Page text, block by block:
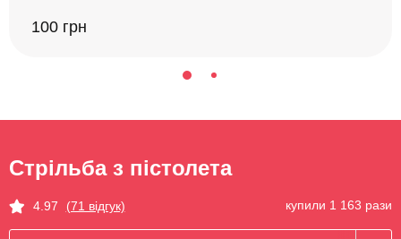
100 грн
Стрільба з пістолета
4.97 (71 відгук) купили 1 163 рази